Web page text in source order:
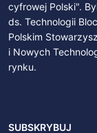
cyfrowej Polski".
ds. Technologii
Polskim
i Nowych
rynku.
SUBSKRYBUJ